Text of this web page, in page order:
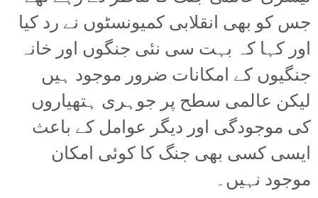
جس کو بھی انقلابی کمیونسٹوں نے رد کیا
اور کہا کہ بہت سی نئی جنگوں اور خانہ
جنگیوں کے امکانات ضرور موجود ہیں
لیکن عالمی سطح پر جوہری ہتھیاروں
کی موجودگی اور دیگر عوامل کے باعث
ایسی کسی بھی جنگ کا کوئی امکان
موجود نہیں۔